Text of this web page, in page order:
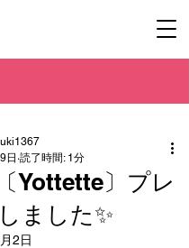
Yottette〕プレ
ました✨
日 読了時間: 1分
2日